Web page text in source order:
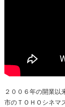
２００６年の開業以
市のＴＯＨＯシネマ